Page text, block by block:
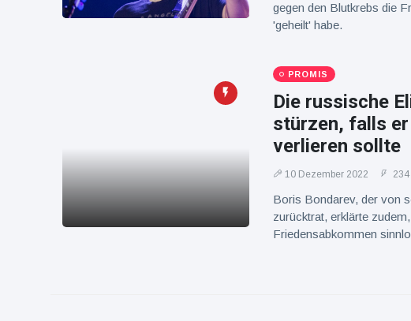
gegen den Blutkrebs die
'geheilt' habe.
PROMIS
Die russische
stürzen, falls
verlieren sollte
10 Dezember 2022
Boris Bondarev, der von
zurücktrat, erklärte
Friedensabkommen